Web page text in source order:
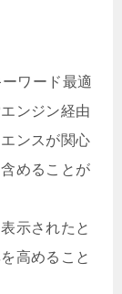
ワード最適
ンジン経由
ンスが関心
めることが
示されたと
高めること